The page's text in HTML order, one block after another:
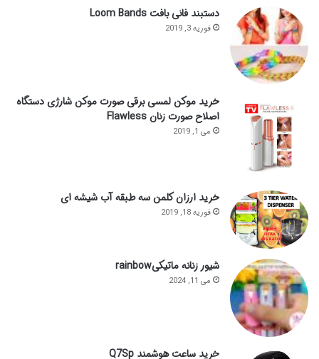
دستبند فانی بافت Loom Bands
فوریه 3, 2019
خرید موکن لمسی برقی صورت موکن شارژی دستگاه
اصلاح صورت زنان Flawless
می 1, 2019
خرید ارزان کلمن سه طبقه آب شیشه ای
فوریه 18, 2019
شیور زنانه ماتیکیrainbow
می 11, 2024
خرید ساعت هوشمند Q7Sp